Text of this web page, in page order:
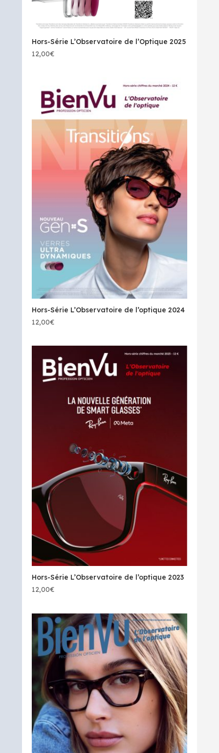
Hors-Série L’Observatoire de l’Optique 2025
12,00€
Hors-Série L’Observatoire de l’optique 2024
12,00€
Hors-Série L’Observatoire de l’optique 2023
12,00€